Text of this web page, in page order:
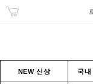
NEW 신상 국내